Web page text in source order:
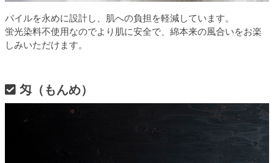
パイルを永めに設計し、肌への負担を軽減しています。
蛍光染料不使用なのでより肌に安全で、綿本来の風合いをお楽
しみいただけます。
匁（もんめ）